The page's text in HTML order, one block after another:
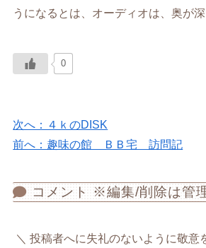
うになるとは、オーディオは、奥が深
0
次へ：４ｋのDISK
前へ：趣味の館 ＢＢ宅 訪問記
コメント ※編集/削除は管
投稿者へに失礼のないように敬意